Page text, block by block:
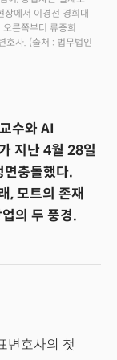
에서 이경전 경희대
른쪽부터 류중희
호사. (출처 : 법무법인
수와 AI
지난 4월 28일
면충돌했다.
, 모트의 존재
의 두 풍경.
변호사의 첫